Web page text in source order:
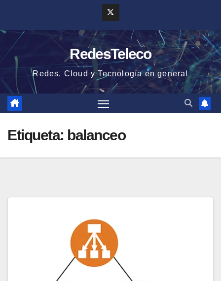
contenido
RedesTeleco
Redes, Cloud y Tecnología en general
Etiqueta: balanceo